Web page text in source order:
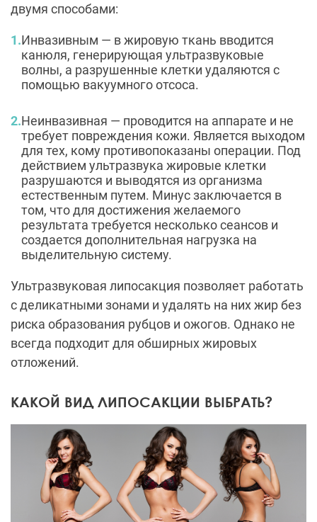
двумя способами:
Инвазивным — в жировую ткань вводится
канюля, генерирующая ультразвуковые
волны, а разрушенные клетки удаляются с
помощью вакуумного отсоса.
Неинвазивная — проводится на аппарате и не
требует повреждения кожи. Является выходом
для тех, кому противопоказаны операции. Под
действием ультразвука жировые клетки
разрушаются и выводятся из организма
естественным путем. Минус заключается в
том, что для достижения желаемого
результата требуется несколько сеансов и
создается дополнительная нагрузка на
выделительную систему.
Ультразвуковая липосакция позволяет работать
с деликатными зонами и удалять на них жир без
риска образования рубцов и ожогов. Однако не
всегда подходит для обширных жировых
отложений.
КАКОЙ ВИД ЛИПОСАКЦИИ ВЫБРАТЬ?